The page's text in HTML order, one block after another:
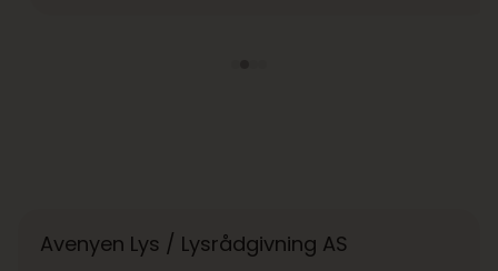
Avenyen Lys / Lysrådgivning AS